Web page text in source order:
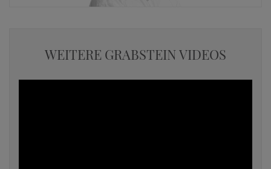
WEITERE GRABSTEIN VIDEOS